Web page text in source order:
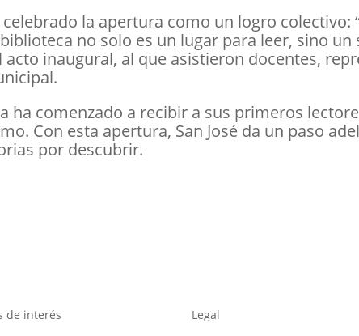
la apertura como un logro colectivo:
no solo es un lugar para leer, sino
inaugural, al que asistieron docentes,
ha comenzado a recibir a sus primeros
Con esta apertura, San José da un paso
por descubrir.
de interés Legal